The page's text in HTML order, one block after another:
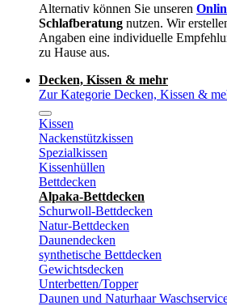
Alternativ können Sie unseren
Schlafberatung nutzen. Wir
Angaben eine individuelle
zu Hause aus.
Decken, Kissen & mehr
Zur Kategorie Decken, Kissen &
Kissen
Nackenstützkissen
Spezialkissen
Kissenhüllen
Bettdecken
Alpaka-Bettdecken
Schurwoll-Bettdecken
Natur-Bettdecken
Daunendecken
synthetische Bettdecken
Gewichtsdecken
Unterbetten/Topper
Daunen und Naturhaar